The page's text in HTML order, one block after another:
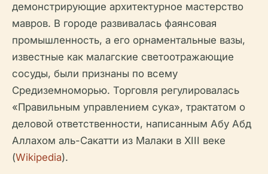
демонстрирующие архитектурное мастерство
мавров. В городе развивалась фаянсовая
промышленность, а его орнаментальные вазы,
известные как малагские светоотражающие
сосуды, были признаны по всему
Средиземноморью. Торговля регулировалась
«Правильным управлением сука», трактатом о
деловой ответственности, написанным Абу Абд
Аллахом аль-Сакатти из Малаки в XIII веке
(Wikipedia).